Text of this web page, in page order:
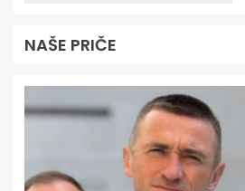
NAŠE PRIČE